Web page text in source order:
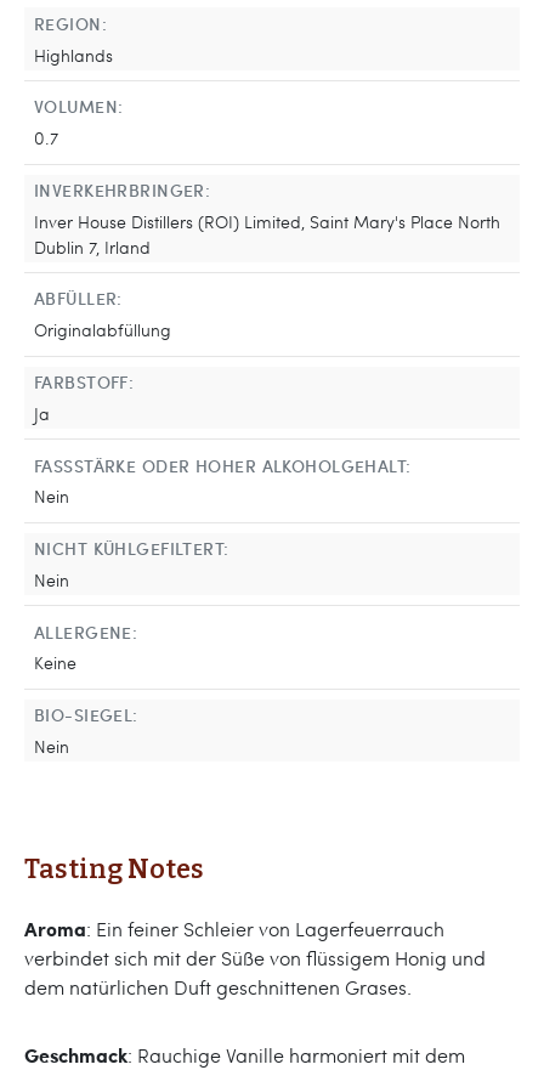
REGION:
Highlands
VOLUMEN:
0.7
INVERKEHRBRINGER:
Inver House Distillers (ROI) Limited, Saint Mary's Place North
Dublin 7, Irland
ABFÜLLER:
Originalabfüllung
FARBSTOFF:
Ja
FASSSTÄRKE ODER HOHER ALKOHOLGEHALT:
Nein
NICHT KÜHLGEFILTERT:
Nein
ALLERGENE:
Keine
BIO-SIEGEL:
Nein
Tasting Notes
Aroma: Ein feiner Schleier von Lagerfeuerrauch
verbindet sich mit der Süße von flüssigem Honig und
dem natürlichen Duft geschnittenen Grases.
Geschmack: Rauchige Vanille harmoniert mit dem